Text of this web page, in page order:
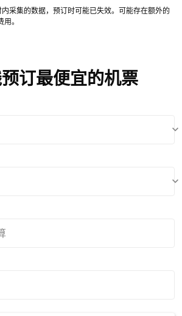
采集的数据，预订时可能已失效。 可能存在额外的
。
订最便宜的机票
keyboard_arrow_down
keyboard_arrow_down
舱 Selected